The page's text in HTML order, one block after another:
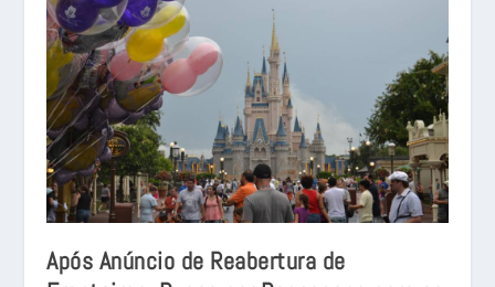
Após Anúncio de Reabertura de